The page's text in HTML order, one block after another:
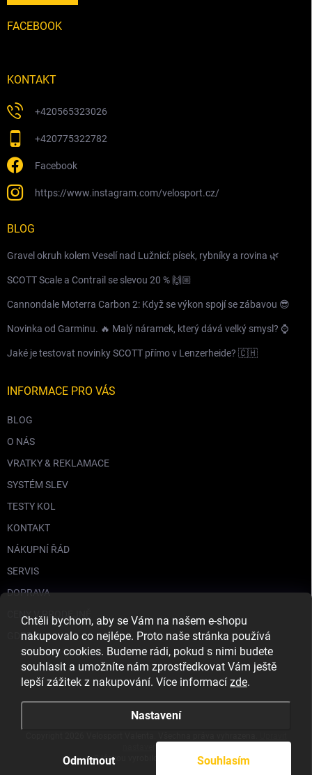
Chtěli bychom, aby se Vám na našem e-shopu
nakupovalo co nejlépe. Proto naše stránka používá
soubory cookies. Budeme rádi, pokud s nimi budete
souhlasit a umožníte nám zprostředkovat Vám ještě
lepší zážitek z nakupování. Více informací zde.
Nastavení
Odmítnout Souhlasím
FACEBOOK
KONTAKT
+420565323026
+420775322782
Facebook
https://www.instagram.com/velosport.cz/
BLOG
Gravel okruh kolem Veselí nad Lužnicí: písek, rybníky a rovina 🌿
SCOTT Scale a Contrail se slevou 20 % 🙌🏼
Cannondale Moterra Carbon 2: Když se výkon spojí se zábavou 😎
Novinka od Garminu. 🔥 Malý náramek, který dává velký smysl? ⌚️
Jaké je testovat novinky SCOTT přímo v Lenzerheide? 🇨🇭
INFORMACE PRO VÁS
BLOG
O NÁS
VRATKY & REKLAMACE
SYSTÉM SLEV
TESTY KOL
KONTAKT
NÁKUPNÍ ŘÁD
SERVIS
DOPRAVA
CENY V PRODEJNĚ
GDPR
nastavení cookies
S láskou vyrobilo
Filipesmedia 🧡